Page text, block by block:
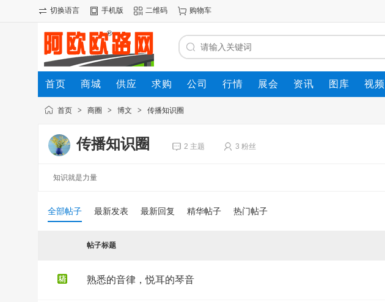
切换语言 手机版 二维码 购物车
首页 商城 供应 求购 公司 行情 展会 资讯 图库 视频
首页 > 商圈 > 博文 > 传播知识圈
传播知识圈 2 主题 3 粉丝
知识就是力量
全部帖子 最新发表 最新回复 精华帖子 热门帖子
帖子标题
熟悉的音律，悦耳的琴音